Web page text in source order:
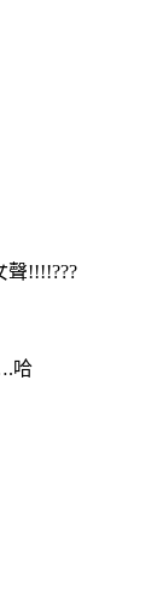
聲!!!!???
哈